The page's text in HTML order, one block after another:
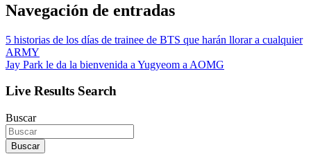
Navegación de entradas
5 historias de los días de trainee de BTS que harán llorar a cualquier
ARMY
Jay Park le da la bienvenida a Yugyeom a AOMG
Live Results Search
Buscar
Buscar